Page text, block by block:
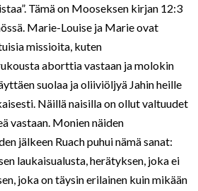
Tämä on Mooseksen kirjan 12:3
Marie-Louise ja Marie ovat
missioita, kuten
aborttia vastaan ja molokin
suolaa ja oliiviöljyä Jahin heille
Näillä naisilla on ollut valtuudet
vastaan. Monien näiden
jälkeen Ruach puhui nämä sanat:
laukaisualusta, herätyksen, joka ei
joka on täysin erilainen kuin mikään